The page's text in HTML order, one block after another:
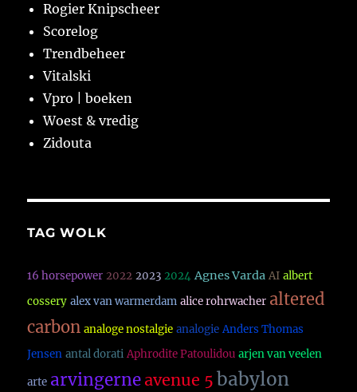
Rogier Knipscheer
Scorelog
Trendbeheer
Vitalski
Vpro | boeken
Woest & vredig
Zidouta
TAG WOLK
16 horsepower 2022 2023 2024 Agnes Varda AI albert
cossery alex van warmerdam alice rohrwacher altered
carbon analoge nostalgie analogie Anders Thomas
Jensen antal dorati Aphrodite Patoulidou arjen van veelen
arte arvingerne avenue 5 babylon